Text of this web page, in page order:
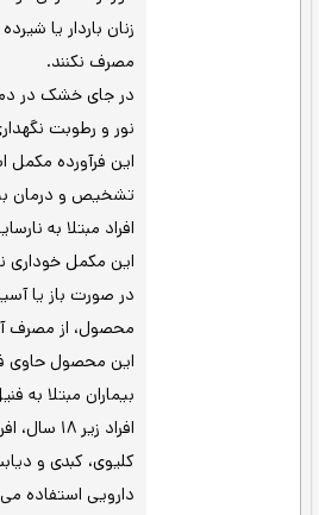
بلافاصله بعد از تمرین
در روزهای استراحت
همراه با صبحانه
وعده از این مکمل را همراه
یک پیمانه (29/4